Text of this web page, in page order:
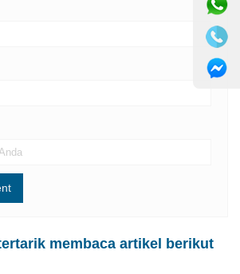
membaca artikel berikut